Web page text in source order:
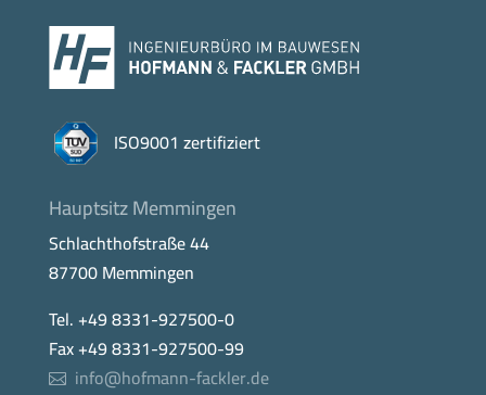
ISO9001 zertifiziert
Hauptsitz Memmingen
Schlachthofstraße 44
87700 Memmingen
Tel. +49 8331-927500-0
Fax +49 8331-927500-99
info@hofmann-fackler.de